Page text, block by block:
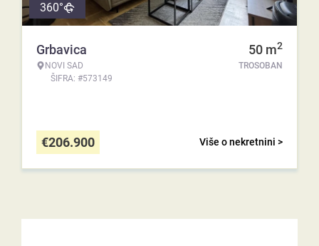
360°
Grbavica
NOVI SAD
ŠIFRA: #573149
50 m2
TROSOBAN
Više o nekretnini >
€206.900